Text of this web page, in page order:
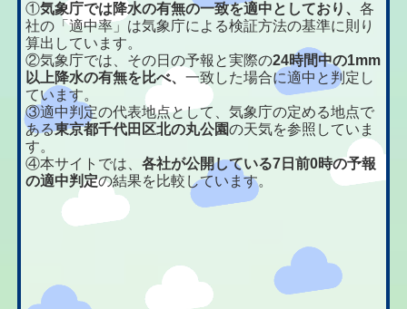
①気象庁では降水の有無の一致を適中としており、各
社の「適中率」は気象庁による検証方法の基準に則り
算出しています。
②気象庁では、その日の予報と実際の24時間中の1mm
以上降水の有無を比べ、一致した場合に適中と判定し
ています。
③適中判定の代表地点として、気象庁の定める地点で
ある東京都千代田区北の丸公園の天気を参照していま
す。
④本サイトでは、各社が公開している7日前0時の予報
の適中判定の結果を比較しています。